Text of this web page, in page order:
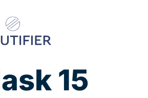
15